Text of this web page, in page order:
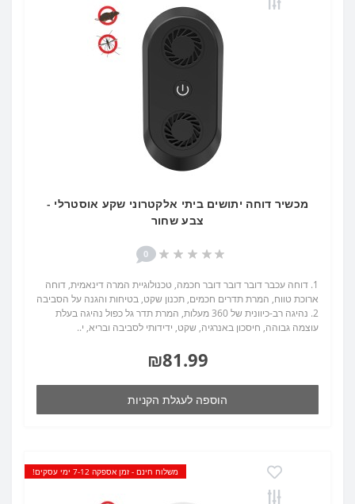
מכשיר דוחה יתושים ביתי אלקטרוני שקע אוסטרלי -
צבע שחור
0
1. דוחה עכבר דובר דובר דובר חכמה, טכנולוגיית המרה דינאמית, דוחה
ארוכת טווח, המרת תדרים חכמים, תכנון שקט, בטיחות והגנה על הסביבה
2. נהיגה רב-כיוונית של 360 מעלות, המרת תדר גל כפול נהיגה בעלת
עוצמה גבוהה, חיסכון באנרגיה, שקט, ידידותי לסביבה ובריא, י..
₪81.99
הוספה לעגלת הקניות
משלוח חינם - זמן אספקה 7-12 ימי עסקים!